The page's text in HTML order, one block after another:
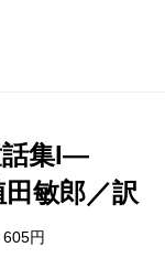
話集I―
敏郎／訳
円